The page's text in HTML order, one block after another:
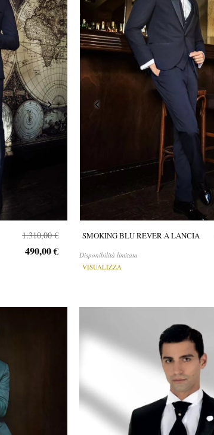
1.310,00 €
490,00 €
SMOKING BLU REVER A LANCIA
Disponibilità limitata
VISUALIZZA